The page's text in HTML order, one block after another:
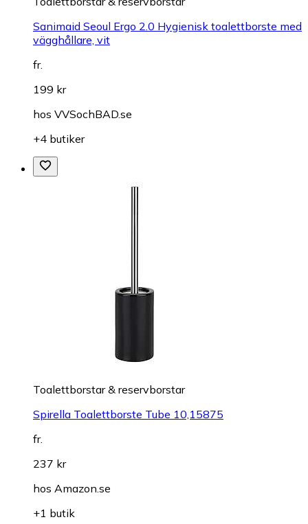
Sanimaid Seoul Ergo 2.0 Hygienisk toalettborste med
vägghållare, vit
fr.
199 kr
hos VVSochBAD.se
+4 butiker
Toalettborstar & reservborstar
Spirella Toalettborste Tube 10,15875
fr.
237 kr
hos Amazon.se
+1 butik